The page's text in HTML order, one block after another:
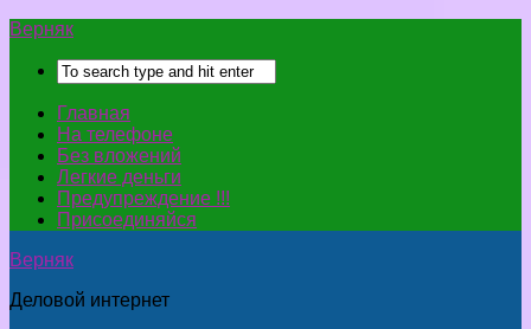
Верняк
Главная
На телефоне
Без вложений
Легкие деньги
Предупреждение !!!
Присоединяйся
Верняк
Деловой интернет